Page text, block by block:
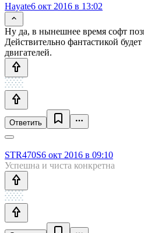
Hayate6 окт 2016 в 13:02
Ну да, в нынешнее время софт
Действительно фантастикой
двигателей.
Ответить
STR470S6 окт 2016 в 09:10
Успешна и чиста конкретна